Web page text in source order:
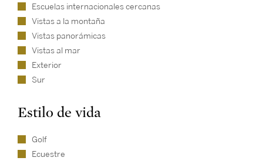
Escuelas internacionales cercanas
Vistas a la montaña
Vistas panorámicas
Vistas al mar
Exterior
Sur
Estilo de vida
Golf
Ecuestre